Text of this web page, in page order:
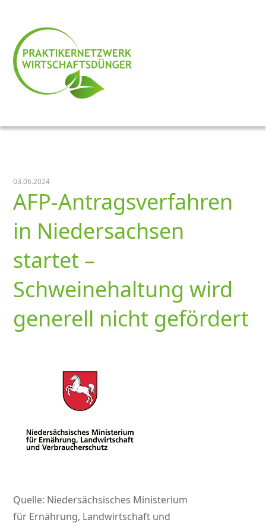
03.06.2024
AFP-Antragsverfahren
in Niedersachsen
startet –
Schweinehaltung wird
generell nicht gefördert
Quelle: Niedersächsisches Ministerium
für Ernährung, Landwirtschaft und